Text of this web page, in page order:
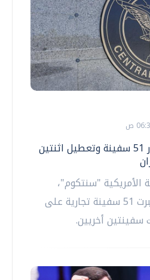
"سنتكوم": تغيير مسار 51 سفينة وتعطيل اثنتين
الأمريكية "سنتكوم"،
الجمعة، أن قواتها أجبرت 51 سفينة تجارية على
سفينتين أخريين.